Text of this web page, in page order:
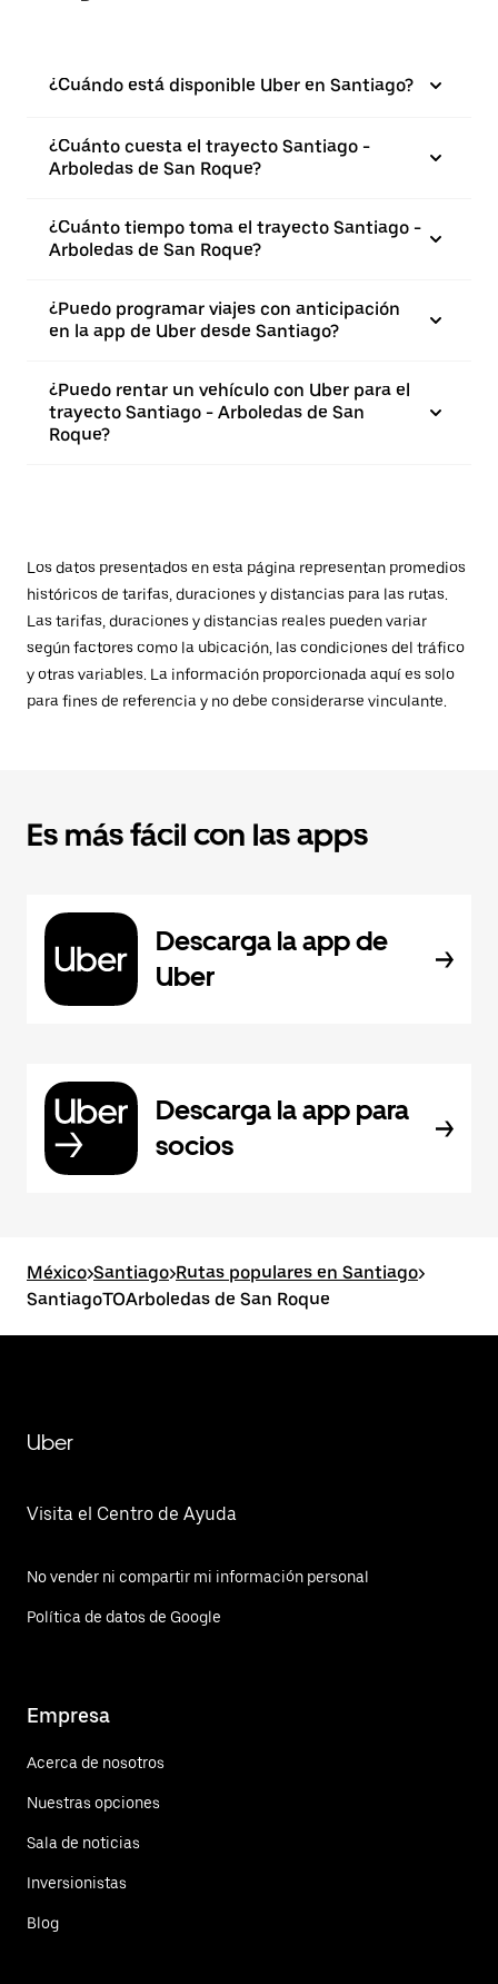
¿Cuándo está disponible Uber en Santiago?
¿Cuánto cuesta el trayecto Santiago -
Arboledas de San Roque?
¿Cuánto tiempo toma el trayecto Santiago -
Arboledas de San Roque?
¿Puedo programar viajes con anticipación
en la app de Uber desde Santiago?
¿Puedo rentar un vehículo con Uber para el
trayecto Santiago - Arboledas de San
Roque?
Los datos presentados en esta página representan promedios
históricos de tarifas, duraciones y distancias para las rutas.
Las tarifas, duraciones y distancias reales pueden variar
según factores como la ubicación, las condiciones del tráfico
y otras variables. La información proporcionada aquí es solo
para fines de referencia y no debe considerarse vinculante.
Es más fácil con las apps
Descarga la app de
Uber
Descarga la app para
socios
México>Santiago>Rutas populares en Santiago>
SantiagoTOArboledas de San Roque
Uber
Visita el Centro de Ayuda
No vender ni compartir mi información personal
Política de datos de Google
Empresa
Acerca de nosotros
Nuestras opciones
Sala de noticias
Inversionistas
Blog